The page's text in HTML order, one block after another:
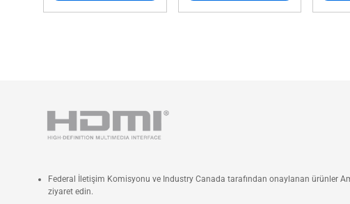
Federal İletişim Komisyonu ve Industry Canada tarafından onaylanan ürünler
ziyaret edin.